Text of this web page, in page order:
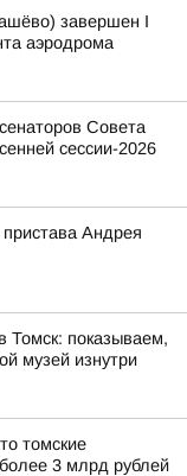
завершен I
аэродрома
Совета
сессии-2026
Андрея
Томск: показываем,
музей изнутри
томские
3 млрд рублей